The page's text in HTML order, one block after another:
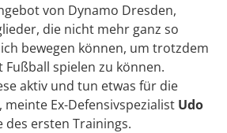
von Dynamo Dresden,
die nicht mehr ganz so
bewegen können, um trotzdem
spielen zu können.
aktiv und tun etwas für die
meinte Ex-Defensivspezialist Udo
des ersten Trainings.